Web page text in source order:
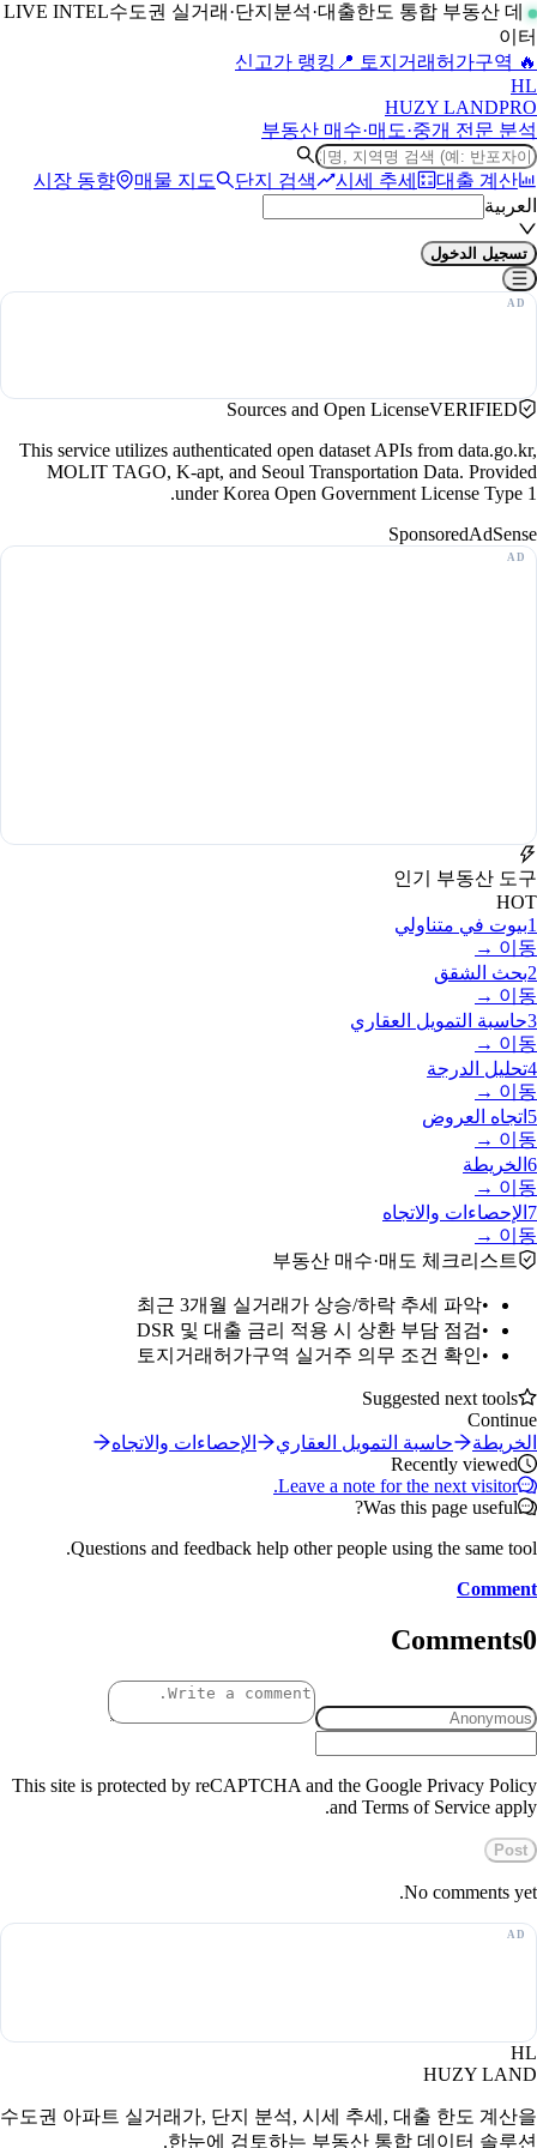
LIVE INTEL
수도권 실거래·단지분석·대출한도 통합 부동산 데
이터
🔥 신고가 랭킹
📍 토지거래허가구역
HL
HUZY LANDPRO
부동산 매수·매도·중개 전문 분석
시장 동향 매물 지도 단지 검색 시세 추세
대출 계산
العربية
تسجيل الدخول
Sources and Open LicenseVERIFIED
This service utilizes authenticated open dataset APIs from data.go.kr,
MOLIT TAGO, K-apt, and Seoul Transportation Data. Provided
under Korea Open Government License Type 1.
SponsoredAdSense
인기 부동산 도구
HOT
1بيوت في متناولي
이동 →
2بحث الشقق
이동 →
3حاسبة التمويل العقاري
이동 →
4تحليل الدرجة
이동 →
5 اتجاه العروض
이동 →
6 الخريطة
이동 →
7 الإحصاءات والاتجاه
이동 →
부동산 매수·매도 체크리스트
•
최근 3개월 실거래가 상승/하락 추세 파악
•
DSR 및 대출 금리 적용 시 상환 부담 점검
•
토지거래허가구역 실거주 의무 조건 확인
Suggested next tools
Continue
الخريطة
حاسبة التمويل العقاري
الإحصاءات والاتجاه
Recently viewed
Leave a note for the next visitor.
Was this page useful?
Questions and feedback help other people using the same tool.
Comment
Comments0
This site is protected by reCAPTCHA and the Google Privacy Policy
and Terms of Service apply.
Post
No comments yet.
HL
HUZY LAND
수도권 아파트 실거래가, 단지 분석, 시세 추세, 대출 한도 계산을
한눈에 검토하는 부동산 통합 데이터 솔루션.